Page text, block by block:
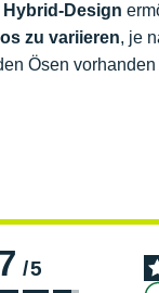
Hybrid-Design
zu variieren, je
Ösen vorhanden
/5